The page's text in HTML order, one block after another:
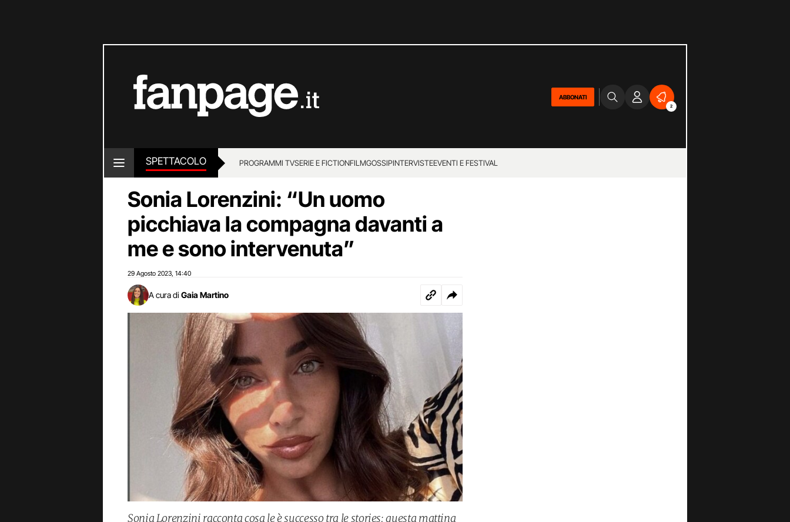
ABBONATI
2
SPETTACOLO PROGRAMMI TVSERIE E FICTIONFILMGOSSIPINTERVISTEEVENTI E FESTIVAL
Sonia Lorenzini: “Un uomo
picchiava la compagna davanti a
me e sono intervenuta”
29 Agosto 2023 14:40
A cura di Gaia Martino
Sonia Lorenzini racconta cosa le è successo tra le stories: questa mattina